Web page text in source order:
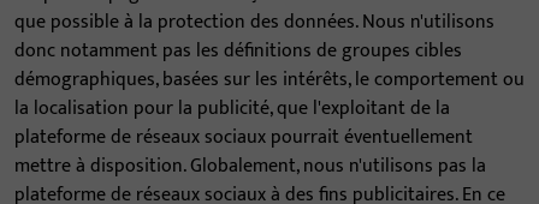
que possible à la protection des données. Nous n'utilisons
donc notamment pas les définitions de groupes cibles
démographiques, basées sur les intérêts, le comportement ou
la localisation pour la publicité, que l'exploitant de la
plateforme de réseaux sociaux pourrait éventuellement
mettre à disposition. Globalement, nous n'utilisons pas la
plateforme de réseaux sociaux à des fins publicitaires. En ce